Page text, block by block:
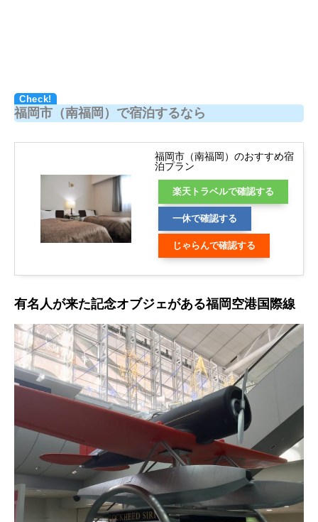
福岡市（南福岡）で宿泊するなら
福岡市（南福岡）のおすすめ宿
泊プラン
楽天トラベルで確認する
一休で確認する
じゃらんで確認する
有名人が来た記念オブジェがある福岡空港国際線